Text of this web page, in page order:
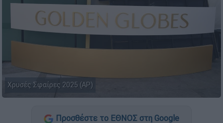
Χρυσές Σφαίρες 2025 (AP)
Προσθέστε το ΕΘΝΟΣ στη Google